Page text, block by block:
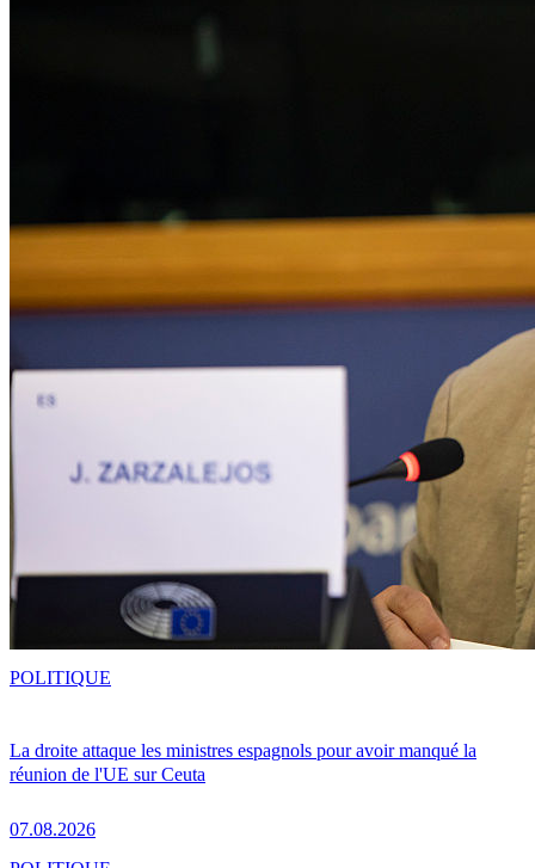
La droite attaque les ministres espagnols pour avoir manqué la
réunion de l'UE sur Ceuta
07.08.2026
POLITIQUE